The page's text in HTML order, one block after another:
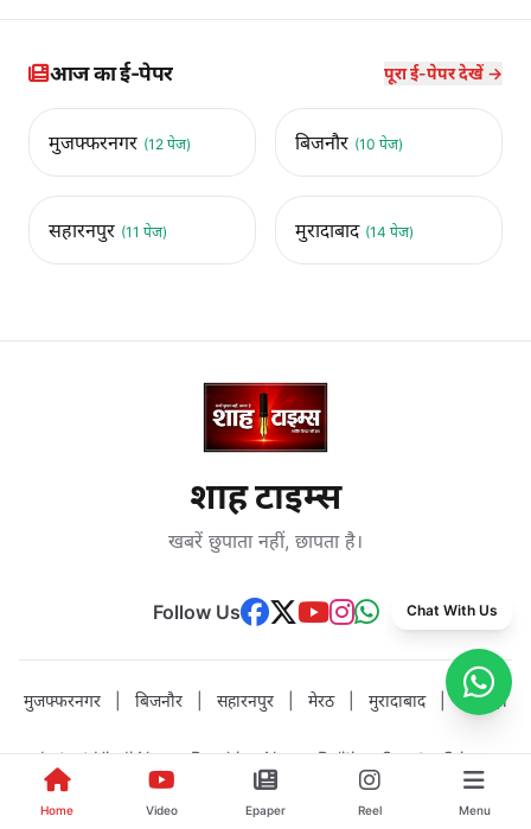
आज का ई-पेपर पूरा ई-पेपर देखें →
मुजफ्फरनगर (12 पेज) बिजनौर (10 पेज)
सहारनपुर (11 पेज) मुरादाबाद (14 पेज)
शाह टाइम्स
खबरें छुपाता नहीं, छापता है।
Follow Us
मुजफ्फरनगर बिजनौर सहारनपुर मेरठ मुरादाबाद | अमरोहा
Latest Hindi News, Breaking News, Politics, Sports, Crime,
Education, Health, Business, Entertainment and E-Paper from
Shah Times.
Home Video Epaper Reel Menu
Chat With Us